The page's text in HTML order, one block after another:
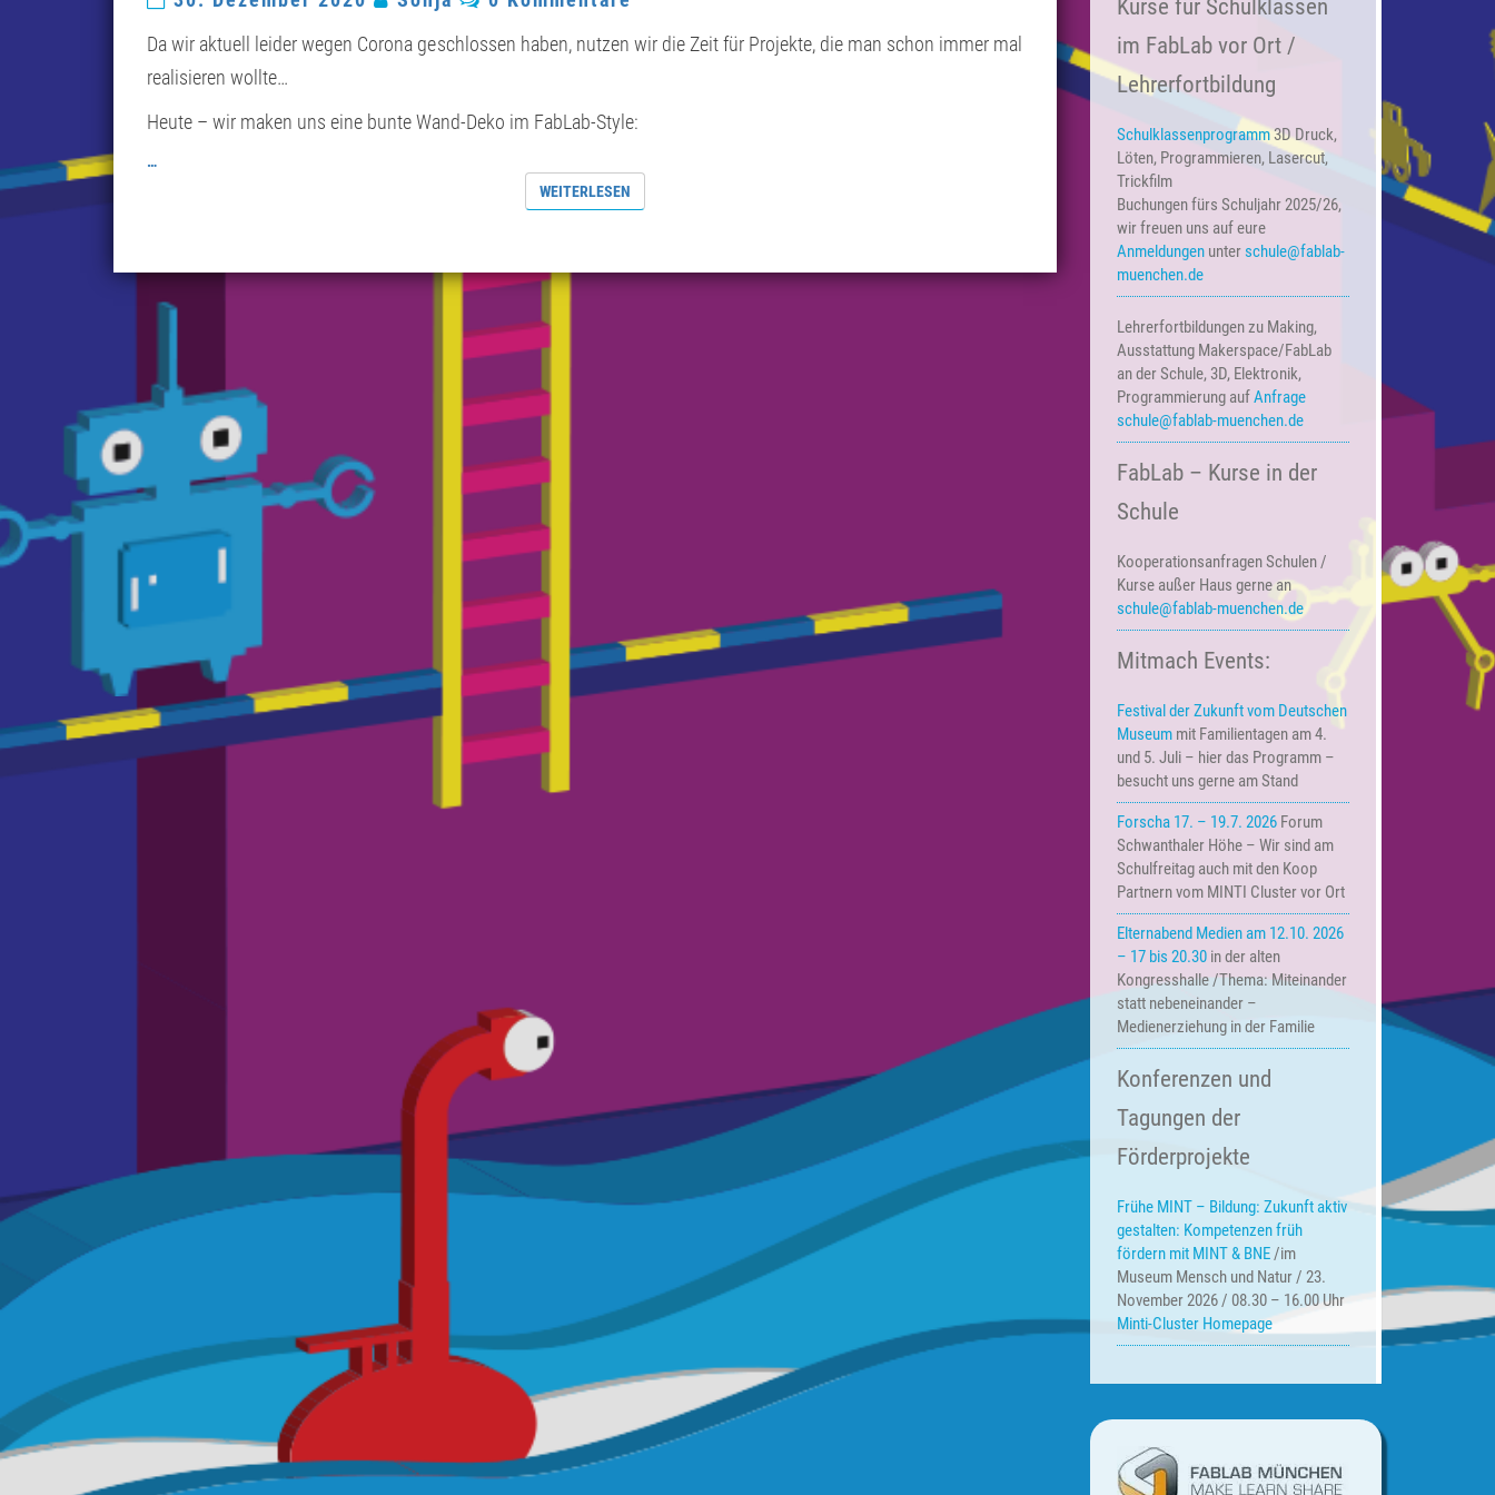
Da wir aktuell leider wegen Corona geschlossen haben, nutzen wir die Zeit für Projekte, die man schon immer mal
realisieren wollte…
Heute – wir maken uns eine bunte Wand-Deko im FabLab-Style:
…
WEITERLESENWEITERLESEN
Kurse für Schulklassen
im FabLab vor Ort /
Lehrerfortbildung
Schulklassenprogramm3D Druck,
Löten, Programmieren, Lasercut,
Trickfilm
Buchungen fürs Schuljahr 2025/26,
wir freuen uns auf eure
Anmeldungenunterschule@fablab-
muenchen.de
Lehrerfortbildungen zu Making,
Ausstattung Makerspace/FabLab
an der Schule, 3D, Elektronik,
Programmierung auf Anfrage
schule@fablab-muenchen.de
FabLab – Kurse in der
Schule
KooperationsanfragenSchulen /
Kurse außer Haus gerne an
schule@fablab-muenchen.de
Mitmach Events:
Festival der Zukunft vom Deutschen
Museummit Familientagen am 4.
und 5. Juli – hier das Programm –
besucht uns gerne am Stand
Forscha 17. – 19.7. 2026Forum
Schwanthaler Höhe – Wir sind am
Schulfreitag auch mit den Koop
Partnern vom MINTI Cluster vor Ort
Elternabend Medien am 12.10. 2026
– 17 bis 20.30in der alten
Kongresshalle /Thema: Miteinander
statt nebeneinander –
Medienerziehung in der Familie
Konferenzen und
Tagungen der
Förderprojekte
Frühe MINT – Bildung: Zukunft aktiv
gestalten: Kompetenzen früh
fördern mit MINT & BNE/im
Museum Mensch und Natur / 23.
November 2026 / 08.30 – 16.00 Uhr
Minti-Cluster Homepage